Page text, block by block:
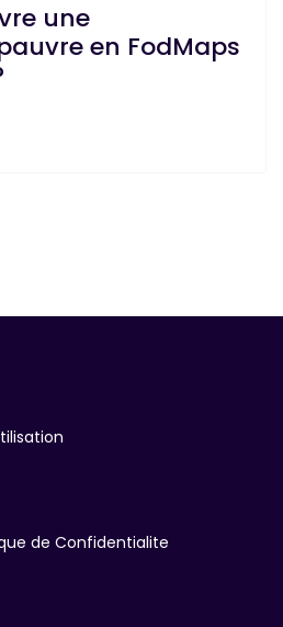
une
en FodMaps
de Confidentialite